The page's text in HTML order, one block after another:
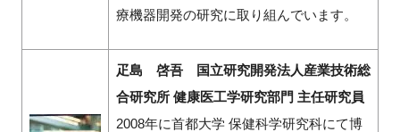
療機器開発の研究に取り組んでいます。
疋島 啓吾 国立研究開発法人産業技術総
合研究所 健康医工学研究部門 主任研究員
2008年に首都大学 保健科学研究科にて博